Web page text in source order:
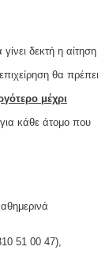
δεκτή η αίτηση
θα πρέπει
μέχρι
κάθε άτομο που
51 00 47),